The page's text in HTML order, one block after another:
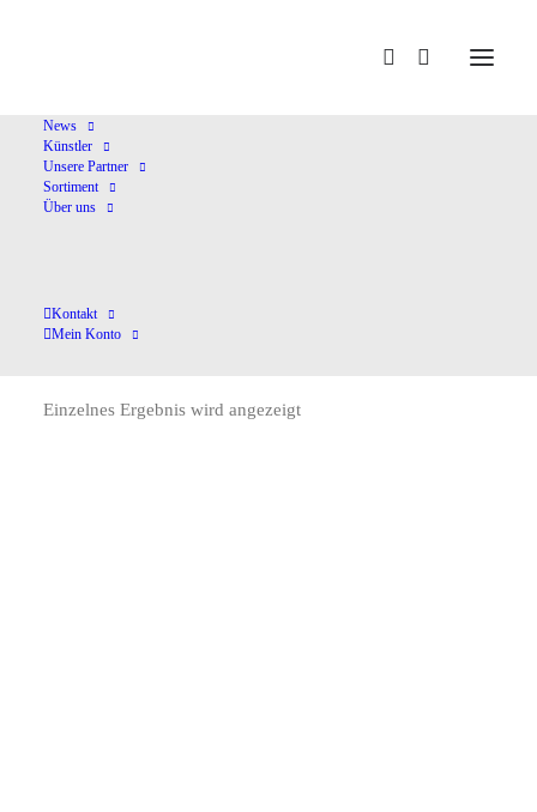
News
Künstler
Unsere Partner
Sortiment
Über uns
Kontakt
Mein Konto
Trio Passionato
Einzelnes Ergebnis wird angezeigt